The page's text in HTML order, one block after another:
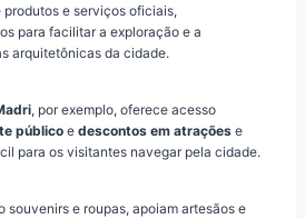
e serviços oficiais,
para facilitar a exploração e a
arquitetônicas da cidade.
, por exemplo, oferece acesso
público e descontos em atrações e
para os visitantes navegar pela cidade.
souvenirs e roupas, apoiam artesãos e